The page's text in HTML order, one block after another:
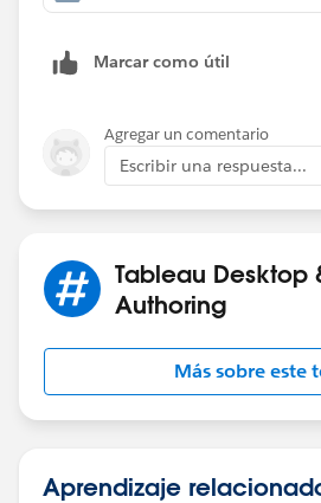
Said Tojiboev
Marcar como útil
Agregar un comentario
Escribir una respuesta...
Tableau Desktop
Authoring
Más sobre este
Aprendizaje